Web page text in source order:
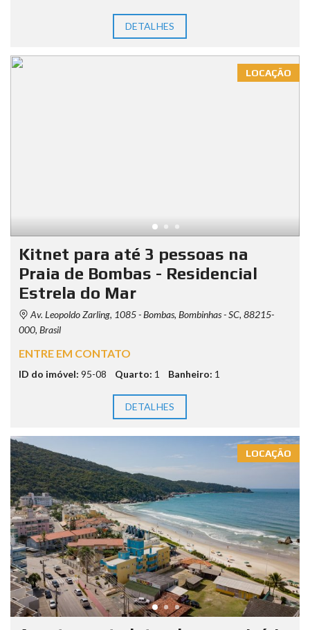
DETALHES
LOCAÇÃO
Kitnet para até 3 pessoas na
Praia de Bombas - Residencial
Estrela do Mar
Av. Leopoldo Zarling, 1085 - Bombas, Bombinhas - SC, 88215-
000, Brasil
ENTRE EM CONTATO
ID do imóvel: 95-08 Quarto: 1 Banheiro: 1
DETALHES
LOCAÇÃO